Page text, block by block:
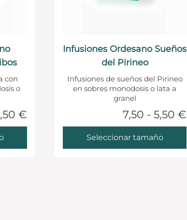
con
o
€
Infusiones Ordesano Sueños
del Pirineo
Infusiones de sueños del Pirineo
en sobres monodosis o lata a
granel
7,50 - 5,50 €
Seleccionar tamaño